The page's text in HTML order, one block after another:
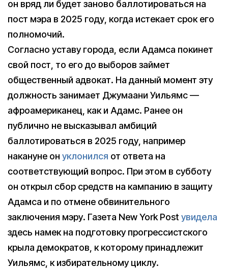
он вряд ли будет заново баллотироваться на
пост мэра в 2025 году, когда истекает срок его
полномочий.
Согласно уставу города, если Адамса покинет
свой пост, то его до выборов займет
общественный адвокат. На данный момент эту
должность занимает Джумаани Уильямс —
афроамериканец, как и Адамс. Ранее он
публично не высказывал амбиций
баллотироваться в 2025 году, например
накануне он уклонился от ответа на
соответствующий вопрос. При этом в субботу
он открыл сбор средств на кампанию в защиту
Адамса и по отмене обвинительного
заключения мэру. Газета New York Post увидела
здесь намек на подготовку прогрессистского
крыла демократов, к которому принадлежит
Уильямс, к избирательному циклу.